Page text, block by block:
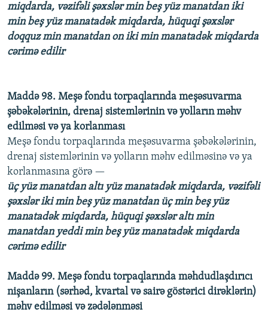
miqdarda, vəzifəli şəxslər min beş yüz manatdan iki
min beş yüz manatadək miqdarda, hüquqi şəxslər
doqquz min manatdan on iki min manatadək miqdarda
cərimə edilir
Maddə 98. Meşə fondu torpaqlarında meşəsuvarma
şəbəkələrinin, drenaj sistemlərinin və yolların məhv
edilməsi və ya korlanması
Meşə fondu torpaqlarında meşəsuvarma şəbəkələrinin,
drenaj sistemlərinin və yolların məhv edilməsinə və ya
korlanmasına görə —
üç yüz manatdan altı yüz manatadək miqdarda, vəzifəli
şəxslər iki min beş yüz manatdan üç min beş yüz
manatadək miqdarda, hüquqi şəxslər altı min
manatdan yeddi min beş yüz manatadək miqdarda
cərimə edilir
Maddə 99. Meşə fondu torpaqlarında məhdudlaşdırıcı
nişanların (sərhəd, kvartal və sairə göstərici dirəklərin)
məhv edilməsi və zədələnməsi